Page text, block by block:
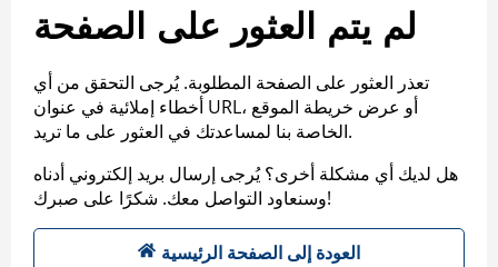
لم يتم العثور على الصفحة
تعذر العثور على الصفحة المطلوبة. يُرجى التحقق من أي
أخطاء إملائية في عنوان URL، أو عرض خريطة الموقع
الخاصة بنا لمساعدتك في العثور على ما تريد.
هل لديك أي مشكلة أخرى؟ يُرجى إرسال بريد إلكتروني أدناه
وسنعاود التواصل معك. شكرًا على صبرك!
العودة إلى الصفحة الرئيسية